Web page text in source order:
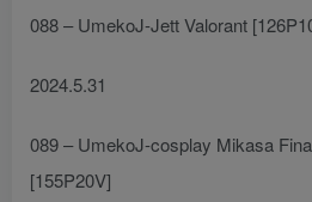
088 – UmekoJ-Jett Valorant
2024.5.31
089 – UmekoJ-cosplay Mikasa
[155P20V]